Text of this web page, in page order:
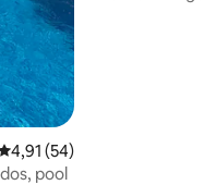
av 5 i genomsnittligt
4,91 (54)
pool